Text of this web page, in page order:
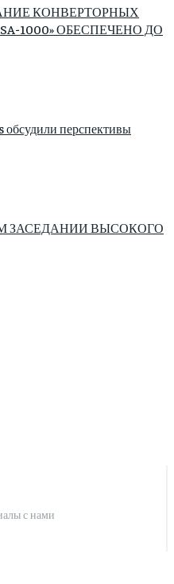
с нами
КОНВЕРТОРНЫХ
1000» ОБЕСПЕЧЕНО ДО
перспективы
ЗАСЕДАНИИ ВЫСОКОГО